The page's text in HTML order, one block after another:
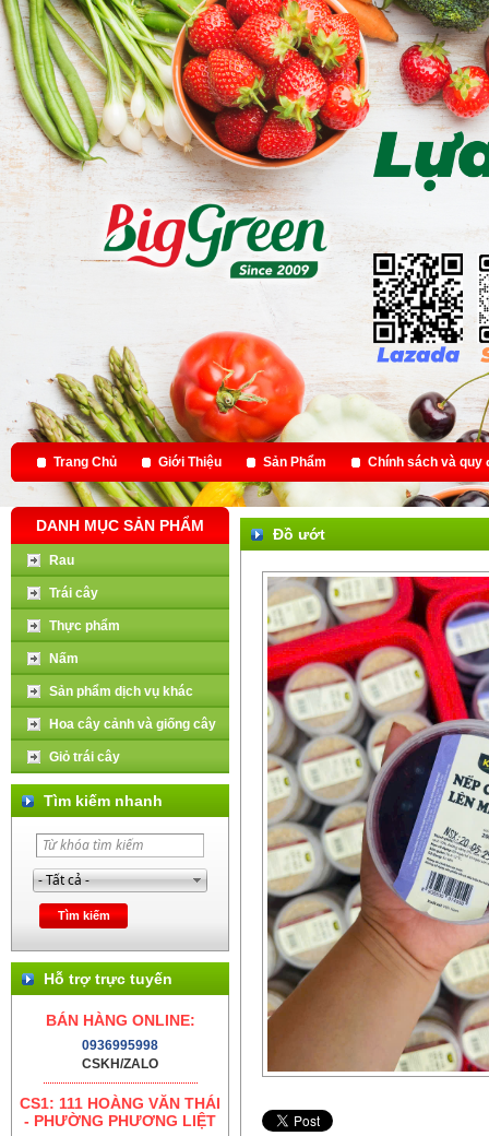
Trang Chủ Giới Thiệu Sản Phẩm Chính sách và quy
DANH MỤC SẢN PHẨM
Rau
Trái cây
Thực phẩm
Nấm
Sản phẩm dịch vụ khác
Hoa cây cảnh và giống cây
Giỏ trái cây
Tìm kiếm nhanh
Hỗ trợ trực tuyến
BÁN HÀNG ONLINE:
0936995998
CSKH/ZALO
CS1: 111 HOÀNG VĂN THÁI
- PHƯỜNG PHƯƠNG LIỆT
Đồ ướt